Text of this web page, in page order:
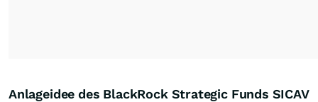
Anlageidee des BlackRock Strategic Funds SICAV